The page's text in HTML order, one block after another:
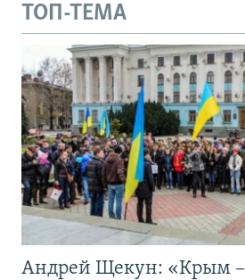
ТОП-ТЕМА
Андрей Щекун: «Крым –